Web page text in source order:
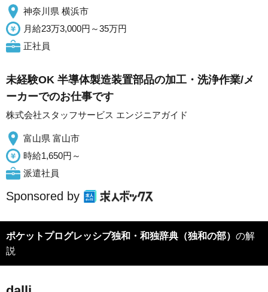
神奈川県 横浜市
月給23万3,000円～35万円
正社員
未経験OK 半導体製造装置部品の加工・洗浄作業/メ
ーカーでのお仕事です
株式会社スタッフサービス エンジニアガイド
富山県 富山市
時給1,650円～
派遣社員
Sponsored by
ポケットプログレッシブ独和・和独辞典（独和の部） の解
説